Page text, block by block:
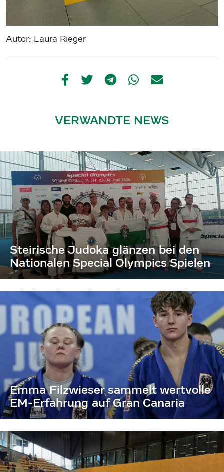
Autor: Laura Rieger
VERWANDTE NEWS
Steirische Judoka glänzen bei den
Nationalen Special Olympics Spielen
Emma Filzwieser sammelt wertvolle
EM-Erfahrung auf Gran Canaria